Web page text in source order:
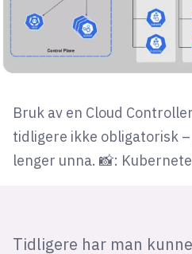
Bruk av en Cloud
tidligere ikke obligatorisk
lenger unna. 📸:
Tidligere har man